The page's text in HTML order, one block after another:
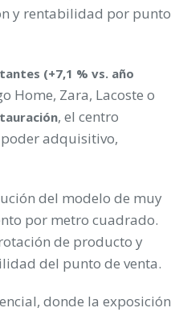
y rentabilidad por punto
(+7,1 % vs. año
Home, Zara, Lacoste o
, el centro
adquisitivo,
del modelo de muy
por metro cuadrado.
de producto y
del punto de venta.
donde la exposición